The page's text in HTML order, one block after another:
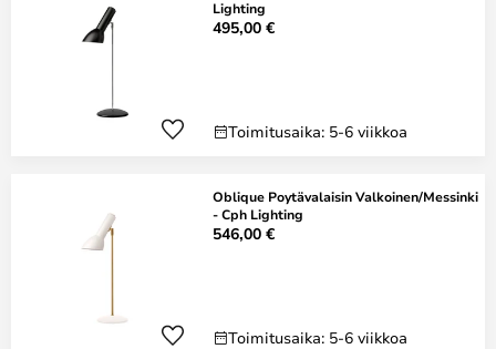
Lighting
495,00 €
Toimitusaika: 5-6 viikkoa
Oblique Poytävalaisin Valkoinen/Messinki
- Cph Lighting
546,00 €
Toimitusaika: 5-6 viikkoa